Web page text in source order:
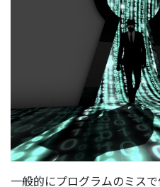
一般的にプログラムのミス